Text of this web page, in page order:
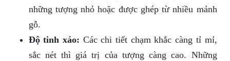
những tượng nhỏ hoặc được ghép từ nhiều mảnh
gỗ.
Độ tinh xảo: Các chi tiết chạm khắc càng tỉ mỉ,
sắc nét thì giá trị của tượng càng cao. Những